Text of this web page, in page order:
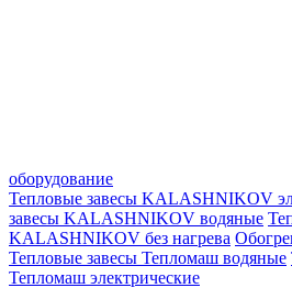
оборудование
Тепловые завесы KALASHNIKOV
завесы KALASHNIKOV водяные
KALASHNIKOV без нагрева
Тепловые завесы Тепломаш водяные
Тепломаш электрические